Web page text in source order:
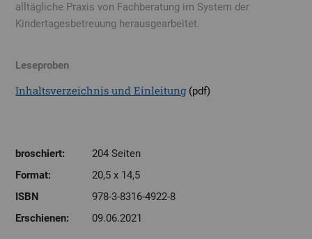
alltägliche Praxis von Fachberatung im System der
Kindertagesbetreuung herausgearbeitet.
Leseproben
Inhaltsverzeichnis und Einleitung(pdf)
broschiert:
204 Seiten
Format:
20,5 x 14,5
ISBN
978-3-8316-4922-8
Erschienen:
09.06.2021